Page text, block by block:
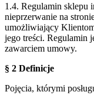
1.4. Regulamin sklepu
nieprzerwanie na
umożliwiający
jego treści. Regulamin
zawarciem umowy.
§ 2 Definicje
Pojęcia, którymi